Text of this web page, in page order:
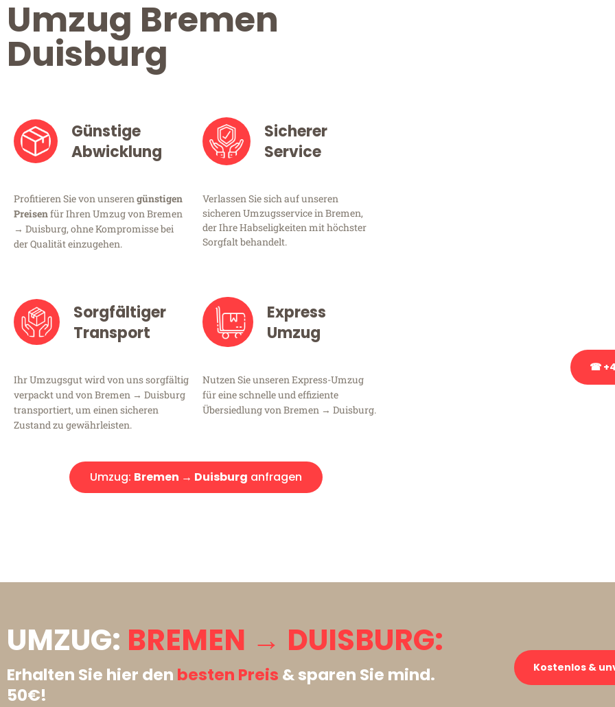
Umzug Bremen
Duisburg
Günstige
Abwicklung
Profitieren Sie von unserengünstigen
Preisenfür Ihren Umzug von Bremen
→ Duisburg, ohne Kompromisse bei
der Qualität einzugehen.
Sicherer
Service
Verlassen Sie sich auf unseren
sicheren Umzugsservice in Bremen,
der Ihre Habseligkeiten mit höchster
Sorgfalt behandelt.
Sorgfältiger
Transport
Ihr Umzugsgut wird von uns sorgfältig
verpackt und von Bremen → Duisburg
transportiert, um einen sicheren
Zustand zu gewährleisten.
Express
Umzug
Nutzen Sie unseren Express-Umzug
für eine schnelle und effiziente
Übersiedlung von Bremen → Duisburg.
Umzug: Bremen → Duisburg anfragen
☎
UMZUG: BREMEN → DUISBURG:
Erhalten Sie hier den besten Preis & sparen Sie mind.
50€!
Kostenlos &